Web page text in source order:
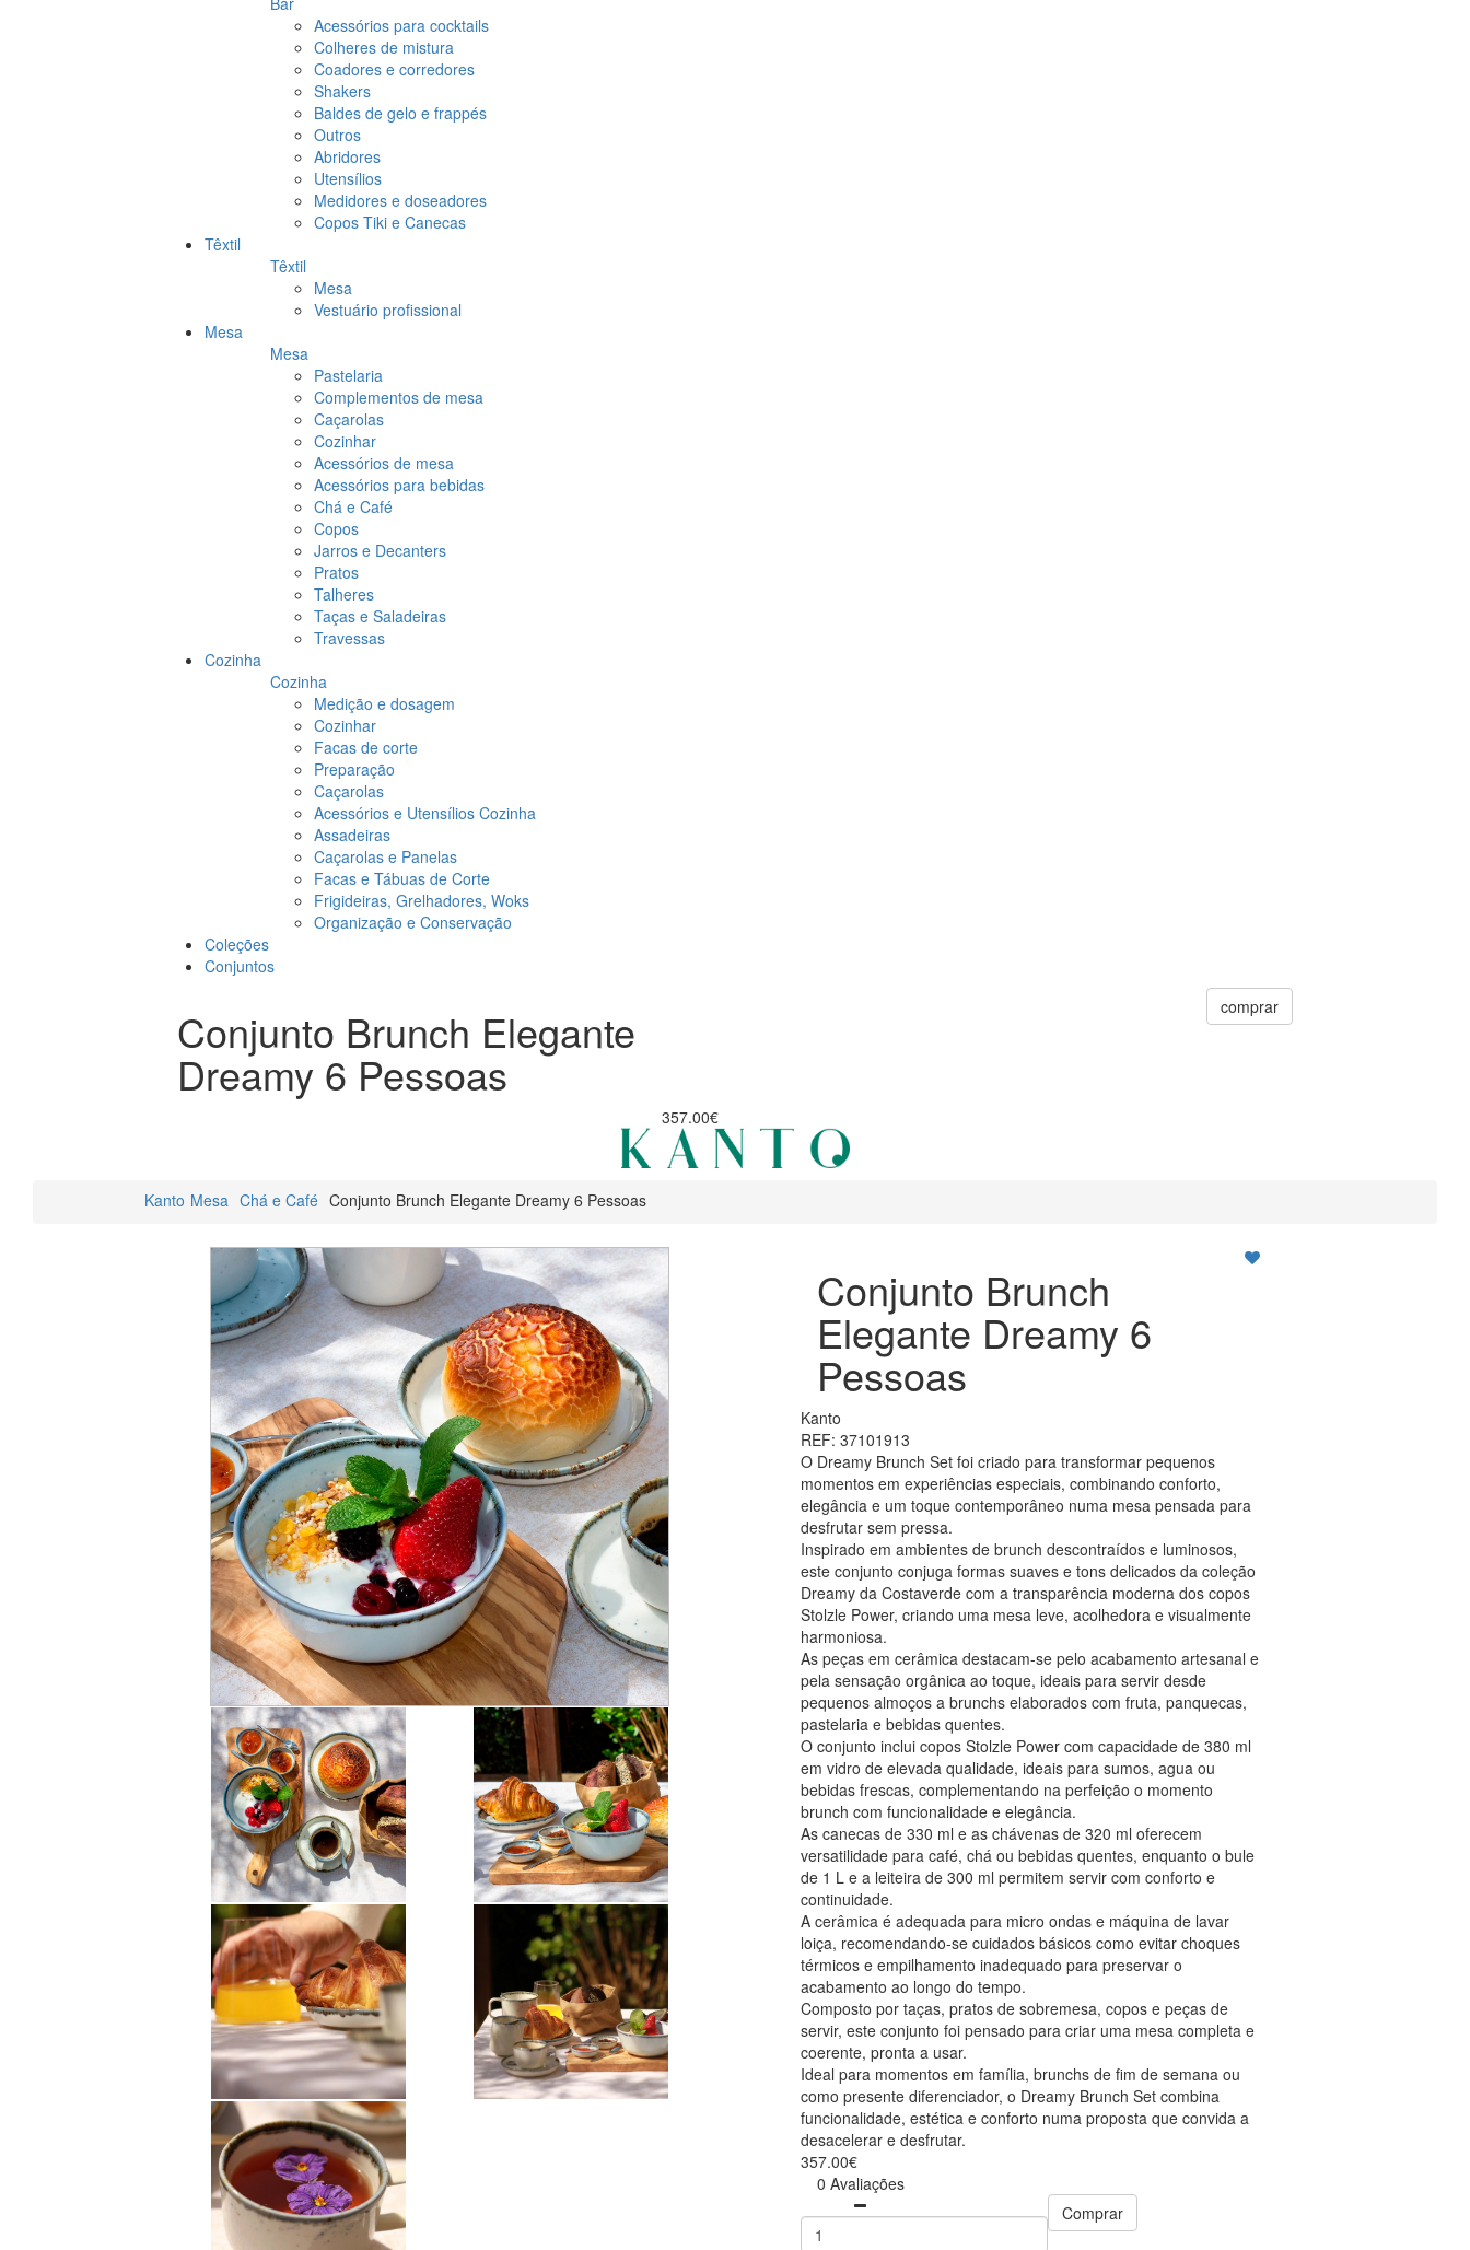
Acessórios para cocktails
Colheres de mistura
Coadores e corredores
Shakers
Baldes de gelo e frappés
Outros
Abridores
Utensílios
Medidores e doseadores
Copos Tiki e Canecas
Têxtil
Têxtil
Mesa
Vestuário profissional
Mesa
Mesa
Pastelaria
Complementos de mesa
Caçarolas
Cozinhar
Acessórios de mesa
Acessórios para bebidas
Chá e Café
Copos
Jarros e Decanters
Pratos
Talheres
Taças e Saladeiras
Travessas
Cozinha
Cozinha
Medição e dosagem
Cozinhar
Facas de corte
Preparação
Caçarolas
Acessórios e Utensílios Cozinha
Assadeiras
Caçarolas e Panelas
Facas e Tábuas de Corte
Frigideiras, Grelhadores, Woks
Organização e Conservação
Coleções
Conjuntos
Conjunto Brunch Elegante
Dreamy 6 Pessoas
357.00€
comprar
Kanto Mesa Chá e Café Conjunto Brunch Elegante Dreamy 6 Pessoas
Conjunto Brunch
Elegante Dreamy 6
Pessoas
Kanto
REF: 37101913
O Dreamy Brunch Set foi criado para transformar pequenos
momentos em experiências especiais, combinando conforto,
elegância e um toque contemporâneo numa mesa pensada para
desfrutar sem pressa.
Inspirado em ambientes de brunch descontraídos e luminosos,
este conjunto conjuga formas suaves e tons delicados da coleção
Dreamy da Costaverde com a transparência moderna dos copos
Stolzle Power, criando uma mesa leve, acolhedora e visualmente
harmoniosa.
As peças em cerâmica destacam-se pelo acabamento artesanal e
pela sensação orgânica ao toque, ideais para servir desde
pequenos almoços a brunchs elaborados com fruta, panquecas,
pastelaria e bebidas quentes.
O conjunto inclui copos Stolzle Power com capacidade de 380 ml
em vidro de elevada qualidade, ideais para sumos, agua ou
bebidas frescas, complementando na perfeição o momento
brunch com funcionalidade e elegância.
As canecas de 330 ml e as chávenas de 320 ml oferecem
versatilidade para café, chá ou bebidas quentes, enquanto o bule
de 1 L e a leiteira de 300 ml permitem servir com conforto e
continuidade.
A cerâmica é adequada para micro ondas e máquina de lavar
loiça, recomendando-se cuidados básicos como evitar choques
térmicos e empilhamento inadequado para preservar o
acabamento ao longo do tempo.
Composto por taças, pratos de sobremesa, copos e peças de
servir, este conjunto foi pensado para criar uma mesa completa e
coerente, pronta a usar.
Ideal para momentos em família, brunchs de fim de semana ou
como presente diferenciador, o Dreamy Brunch Set combina
funcionalidade, estética e conforto numa proposta que convida a
desacelerar e desfrutar.
357.00€
0 Avaliações
Comprar